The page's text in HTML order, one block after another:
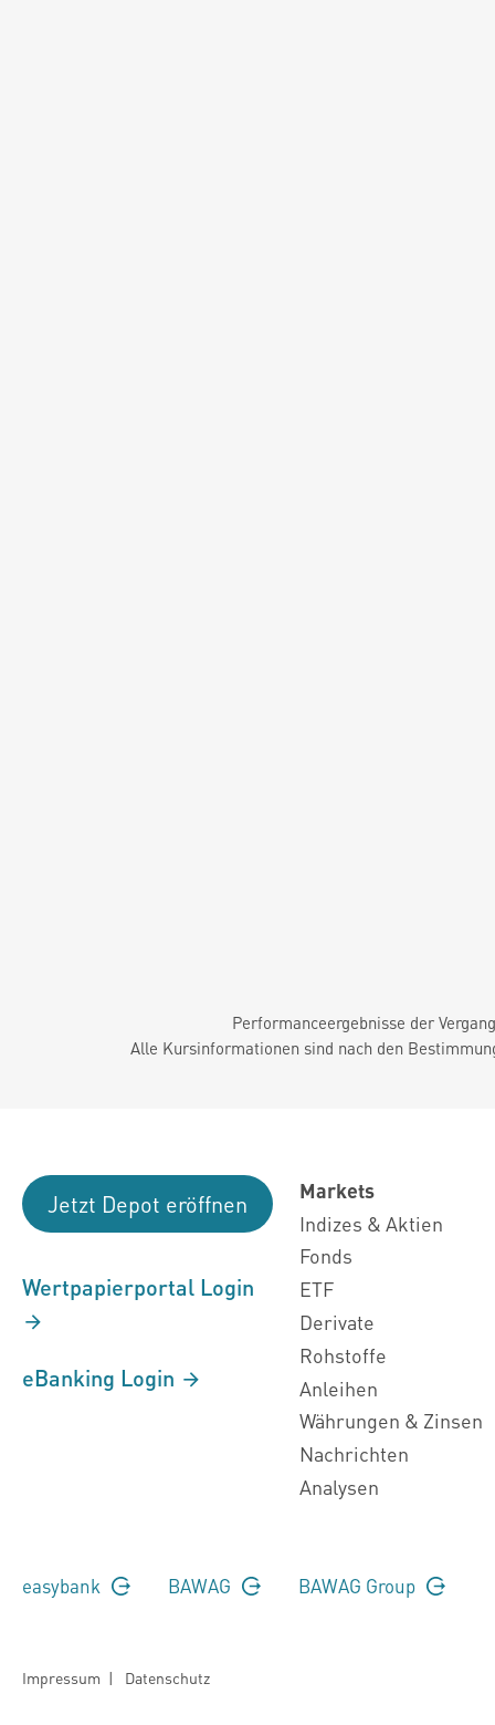
Performanceergebnisse der
Alle Kursinformationen sind nach den
Jetzt Depot eröffnen
Wertpapierportal Login
eBanking Login
Markets
Indizes & Aktien
Fonds
ETF
Derivate
Rohstoffe
Anleihen
Währungen & Zinsen
Nachrichten
Analysen
easybank BAWAG BAWAG Group
Impressum | Datenschutz